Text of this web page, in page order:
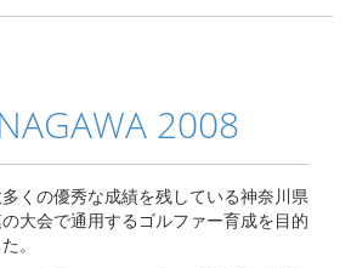
2008
くの優秀な成績を残している神奈川県
大会で通用するゴルファー育成を目的
。